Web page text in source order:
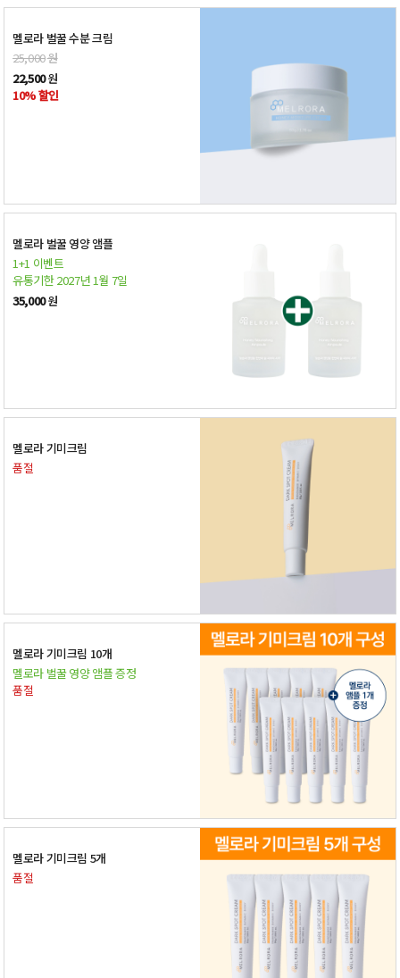
멜로라 벌꿀 수분 크림
25,000원
22,500원
10% 할인
멜로라 벌꿀 영양 앰플
1+1 이벤트
유통기한 2027년 1월 7일
35,000원
멜로라 기미크림
품절
멜로라 기미크림 10개
멜로라 벌꿀 영양 앰플 증정
품절
멜로라 기미크림 5개
품절